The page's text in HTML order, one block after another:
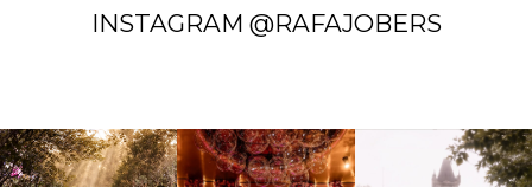
INSTAGRAM @RAFAJOBERS